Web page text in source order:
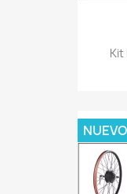
Kit
NUEVO